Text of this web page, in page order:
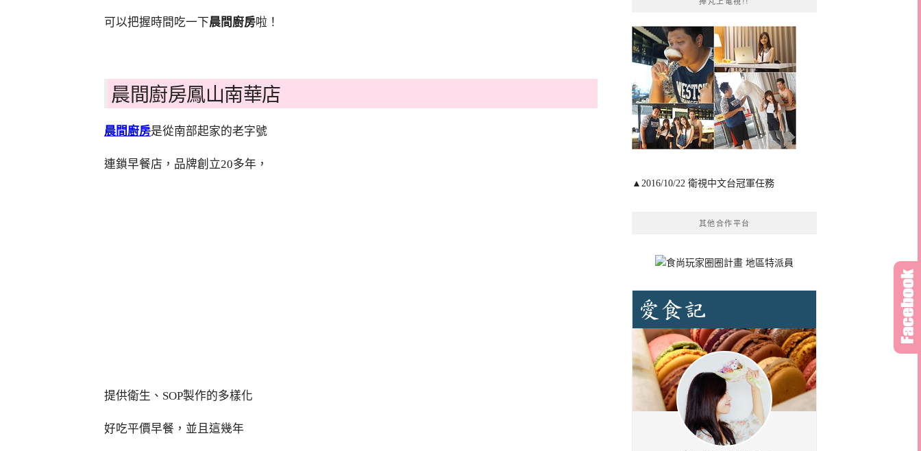
可以把握時間吃一下晨間廚房啦！
晨間廚房鳳山南華店
晨間廚房是從南部起家的老字號
連鎖早餐店，品牌創立20多年，
提供衛生、SOP製作的多樣化
好吃平價早餐，並且這幾年
▲2016/10/22 衛視中文台冠軍任務
其他合作平台